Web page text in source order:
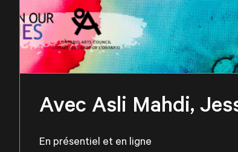
Avec Asli Mahdi,
En présentiel et en ligne